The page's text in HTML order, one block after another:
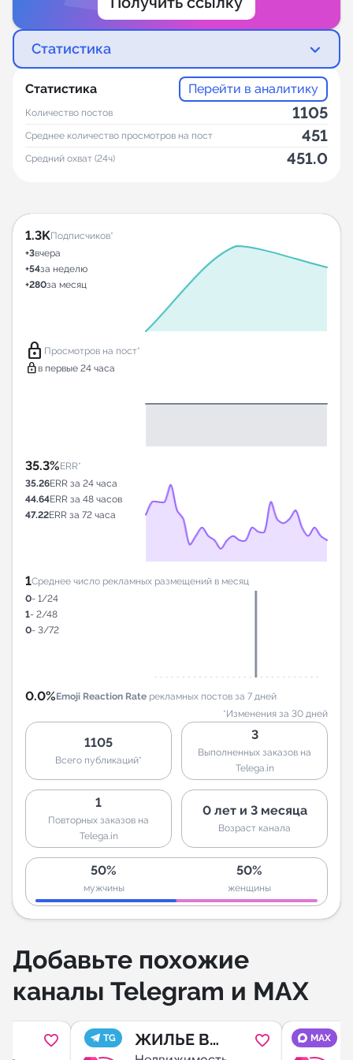
Статистика
Статистика Перейти в аналитику
Количество постов 1105
Среднее количество просмотров на пост 451
Средний охват (24ч) 451.0
1.3KПодписчиков*
+3вчера
+54за неделю
+280за месяц
lock Просмотров на пост*
lock в первые 24 часа
35.3%ERR*
35.26ERR за 24 часа
44.64ERR за 48 часов
47.22ERR за 72 часа
1Среднее число рекламных размещений в месяц
0- 1/24
1- 2/48
0- 3/72
0.0%Emoji Reaction Rate рекламных постов за 7 дней
*Изменения за 30 дней
1105
Всего публикаций*
3
Выполненных заказов на
Telega.in
1
Повторных заказов на
Telega.in
0 лет и 3 месяца
Возраст канала
50%
мужчины
50%
женщины
Добавьте похожие
каналы Telegram и MAX
TG
ЖИЛЬЕ В
MAX